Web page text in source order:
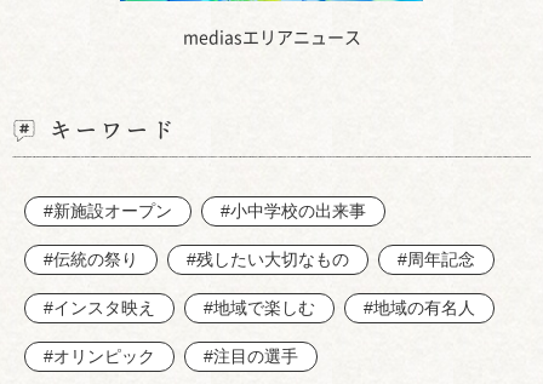
mediasエリアニュース
キーワード
#新施設オープン #小中学校の出来事
#伝統の祭り #残したい大切なもの #周年記念
#インスタ映え #地域で楽しむ #地域の有名人
#オリンピック #注目の選手